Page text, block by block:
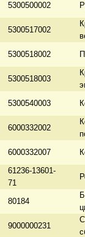
5300500002
5300517002
5300518002
5300518003
5300540003
6000332002
6000332007
61236-13601-
71
80184
9000000231